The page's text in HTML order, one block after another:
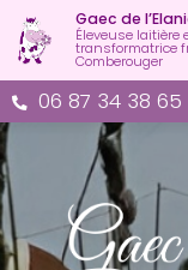
Aller
au
contenu
principal
06 87 34 38 65
Gaec de
Éleveuse laitière et productrice
transformatrice
Comberouger